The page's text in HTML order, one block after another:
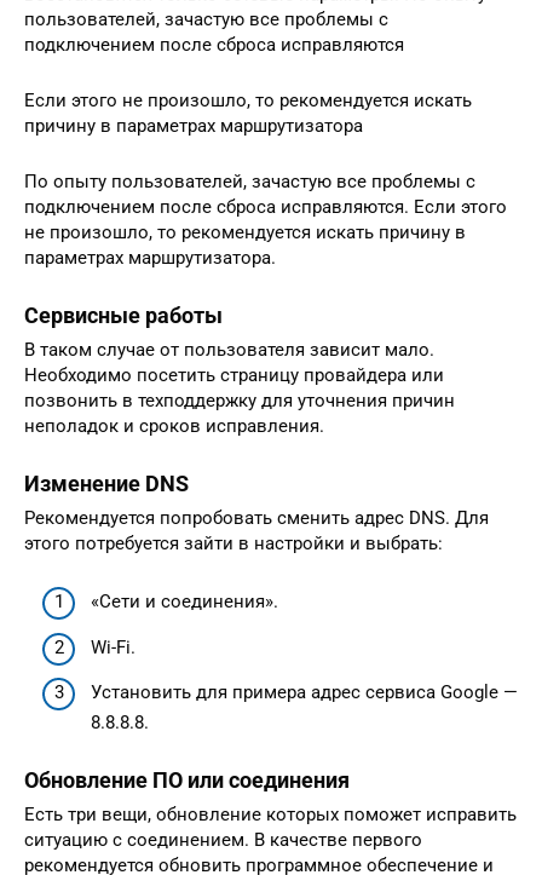
пользователей, зачастую все проблемы с
подключением после сброса исправляются
Если этого не произошло, то рекомендуется искать
причину в параметрах маршрутизатора
По опыту пользователей, зачастую все проблемы с
подключением после сброса исправляются. Если этого
не произошло, то рекомендуется искать причину в
параметрах маршрутизатора.
Сервисные работы
В таком случае от пользователя зависит мало.
Необходимо посетить страницу провайдера или
позвонить в техподдержку для уточнения причин
неполадок и сроков исправления.
Изменение DNS
Рекомендуется попробовать сменить адрес DNS. Для
этого потребуется зайти в настройки и выбрать:
«Сети и соединения».
Wi-Fi.
Установить для примера адрес сервиса Google —
8.8.8.8.
Обновление ПО или соединения
Есть три вещи, обновление которых поможет исправить
ситуацию с соединением. В качестве первого
рекомендуется обновить программное обеспечение и